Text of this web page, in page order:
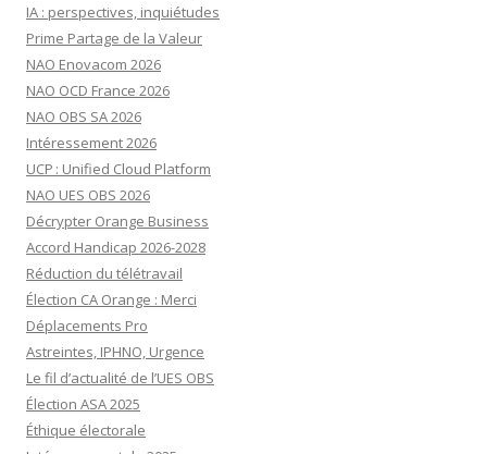
IA : perspectives, inquiétudes
Prime Partage de la Valeur
NAO Enovacom 2026
NAO OCD France 2026
NAO OBS SA 2026
Intéressement 2026
UCP : Unified Cloud Platform
NAO UES OBS 2026
Décrypter Orange Business
Accord Handicap 2026-2028
Réduction du télétravail
Élection CA Orange : Merci
Déplacements Pro
Astreintes, IPHNO, Urgence
Le fil d’actualité de l’UES OBS
Élection ASA 2025
Éthique électorale